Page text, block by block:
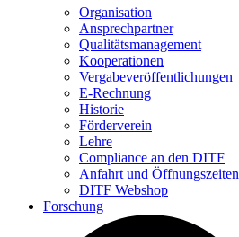
Organisation
Ansprechpartner
Qualitätsmanagement
Kooperationen
Vergabeveröffentlichungen
E-Rechnung
Historie
Förderverein
Lehre
Compliance an den DITF
Anfahrt und Öffnungszeiten
DITF Webshop
Forschung